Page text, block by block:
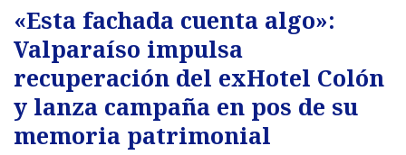
«Esta fachada cuenta algo»:
Valparaíso impulsa
recuperación del exHotel Colón
y lanza campaña en pos de su
memoria patrimonial